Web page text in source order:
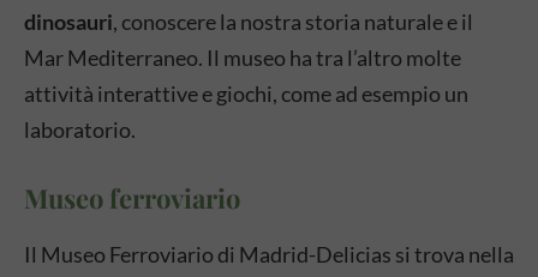
dinosauri, conoscere la nostra storia naturale e il
Mar Mediterraneo. Il museo ha tra l’altro molte
attività interattive e giochi, come ad esempio un
laboratorio.
Museo ferroviario
Il Museo Ferroviario di Madrid-Delicias si trova nella